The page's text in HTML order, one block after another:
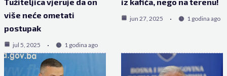
više neće ometati
postupak
jul 5, 2025 1 godina ago
jun 27, 2025 1 godina ago